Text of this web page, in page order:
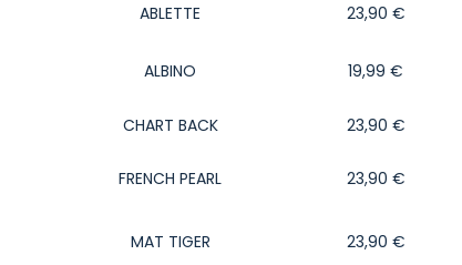
ABLETTE 23,90 €
ALBINO 19,99 €
CHART BACK 23,90 €
FRENCH PEARL 23,90 €
MAT TIGER 23,90 €